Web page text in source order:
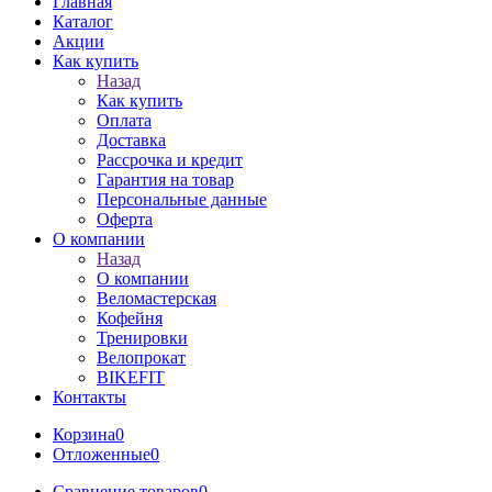
Каталог
Акции
Как купить
Назад
Как купить
Оплата
Доставка
Рассрочка и кредит
Гарантия на товар
Персональные данные
Оферта
О компании
Назад
О компании
Веломастерская
Кофейня
Тренировки
Велопрокат
BIKEFIT
Контакты
Корзина0
Отложенные0